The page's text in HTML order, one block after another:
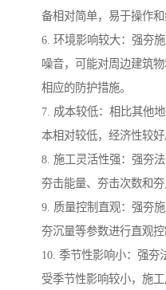
备相对简单，易于操作和
6. 环境影响较大：强夯
噪音，可能对周边建筑
相应的防护措施。
7. 成本较低：相比其他
本相对较低，经济性较好
8. 施工灵活性强：强夯
夯击能量、夯击次数和
9. 质量控制直观：强夯
夯沉量等参数进行直观
10. 季节性影响小：强夯
受季节性影响较小，施工